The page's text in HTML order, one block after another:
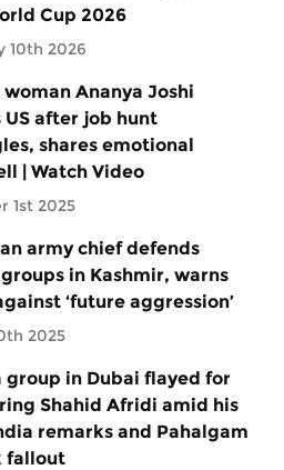
Cup 2026
10th 2026
Ananya Joshi
US after job hunt
shares emotional
| Watch Video
1st 2025
army chief defends
in Kashmir, warns
‘future aggression’
2025
group in Dubai flayed for
Shahid Afridi amid his
remarks and Pahalgam
fallout